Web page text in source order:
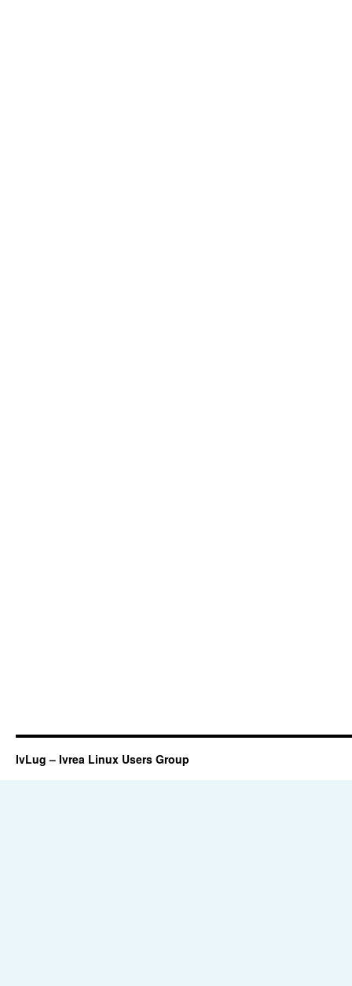
IvLug – Ivrea Linux Users Group